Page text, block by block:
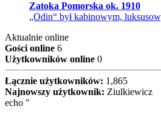
Zatoka Pomorska ok. 1910
„Odin“ był kabinowym,
Aktualnie online
Gości online 6
Użytkowników online 0
Łącznie użytkowników: 1,865
Najnowszy użytkownik: Ziulkiewicz
echo "